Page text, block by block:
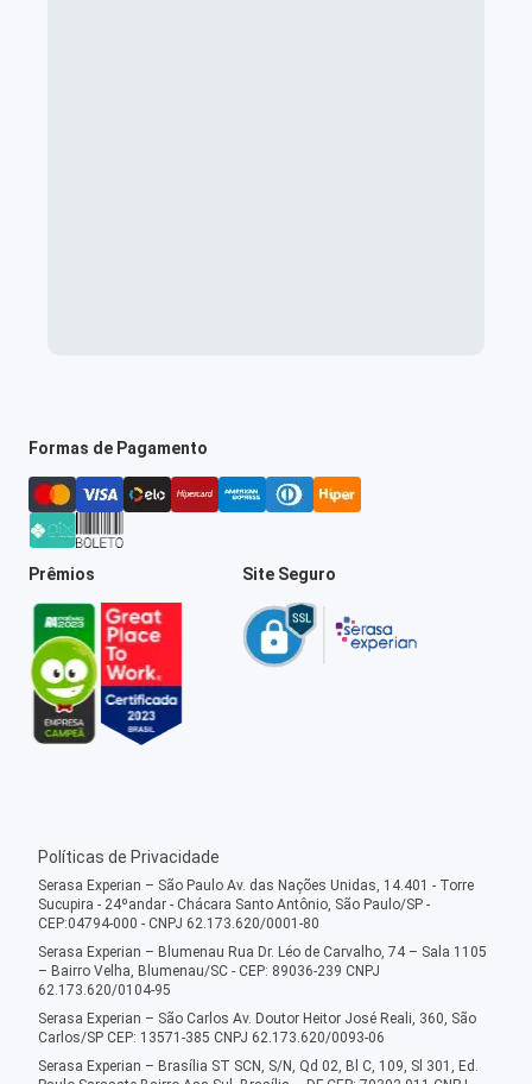
Formas de Pagamento
Prêmios Site Seguro
Políticas de Privacidade
Serasa Experian – São Paulo Av. das Nações Unidas, 14.401 - Torre
Sucupira - 24ºandar - Chácara Santo Antônio, São Paulo/SP -
CEP:04794-000 - CNPJ 62.173.620/0001-80
Serasa Experian – Blumenau Rua Dr. Léo de Carvalho, 74 – Sala 1105
– Bairro Velha, Blumenau/SC - CEP: 89036-239 CNPJ
62.173.620/0104-95
Serasa Experian – São Carlos Av. Doutor Heitor José Reali, 360, São
Carlos/SP CEP: 13571-385 CNPJ 62.173.620/0093-06
Serasa Experian – Brasília ST SCN, S/N, Qd 02, Bl C, 109, Sl 301, Ed.